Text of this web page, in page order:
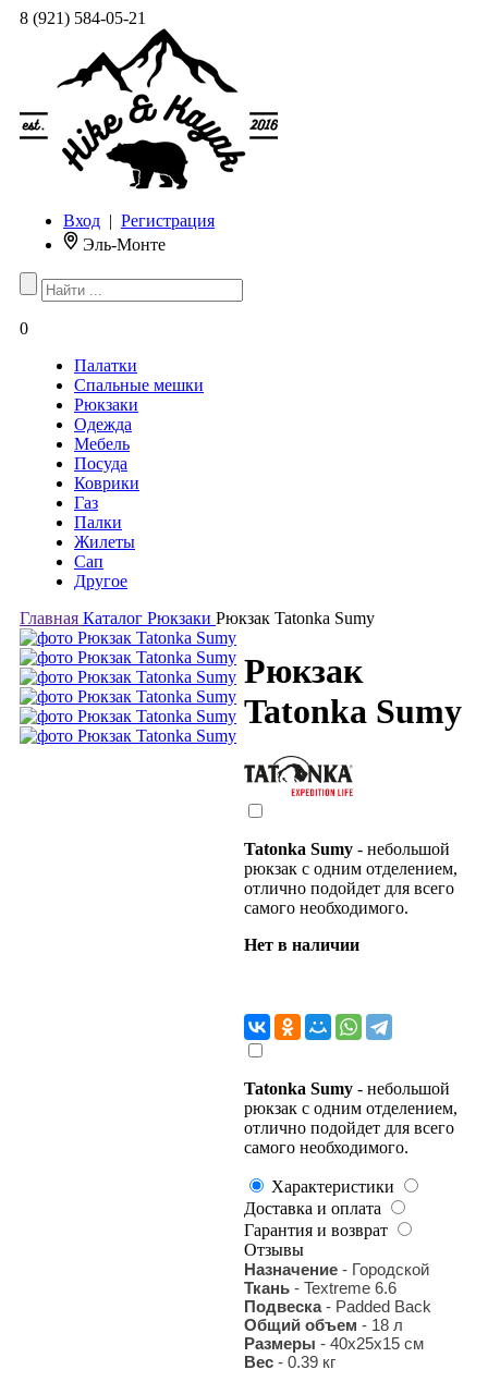
8 (921) 584-05-21
Вход | Регистрация
Эль-Монте
0
Палатки
Спальные мешки
Рюкзаки
Одежда
Мебель
Посуда
Коврики
Газ
Палки
Жилеты
Сап
Другое
Главная Каталог Рюкзаки Рюкзак Tatonka Sumy
Рюкзак
Tatonka Sumy
Tatonka Sumy - небольшой
рюкзак с одним отделением,
отлично подойдет для всего
самого необходимого.
Нет в наличии
Tatonka Sumy - небольшой
рюкзак с одним отделением,
отлично подойдет для всего
самого необходимого.
Характеристики
Доставка и оплата
Гарантия и возврат
Отзывы
Назначение - Городской
Ткань - Textreme 6.6
Подвеска- Padded Back
Общий объем - 18 л
Размеры - 40x25x15 см
Вес - 0.39 кг